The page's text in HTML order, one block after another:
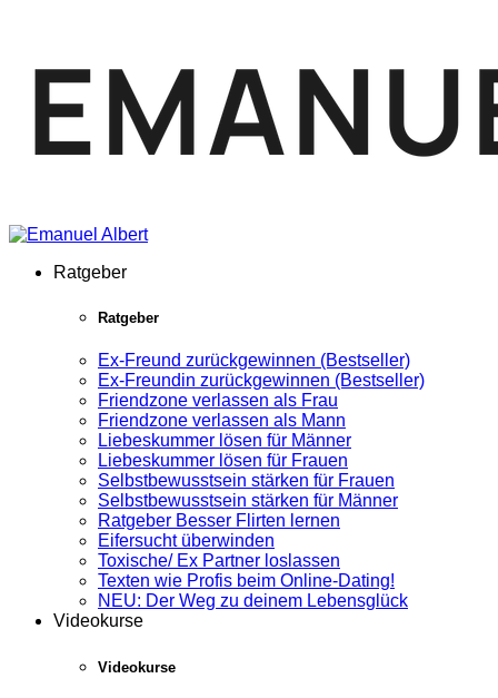
Ratgeber
Ratgeber
Ex-Freund zurückgewinnen (Bestseller)
Ex-Freundin zurückgewinnen (Bestseller)
Friendzone verlassen als Frau
Friendzone verlassen als Mann
Liebeskummer lösen für Männer
Liebeskummer lösen für Frauen
Selbstbewusstsein stärken für Frauen
Selbstbewusstsein stärken für Männer
Ratgeber Besser Flirten lernen
Eifersucht überwinden
Toxische/ Ex Partner loslassen
Texten wie Profis beim Online-Dating!
NEU: Der Weg zu deinem Lebensglück
Videokurse
Videokurse